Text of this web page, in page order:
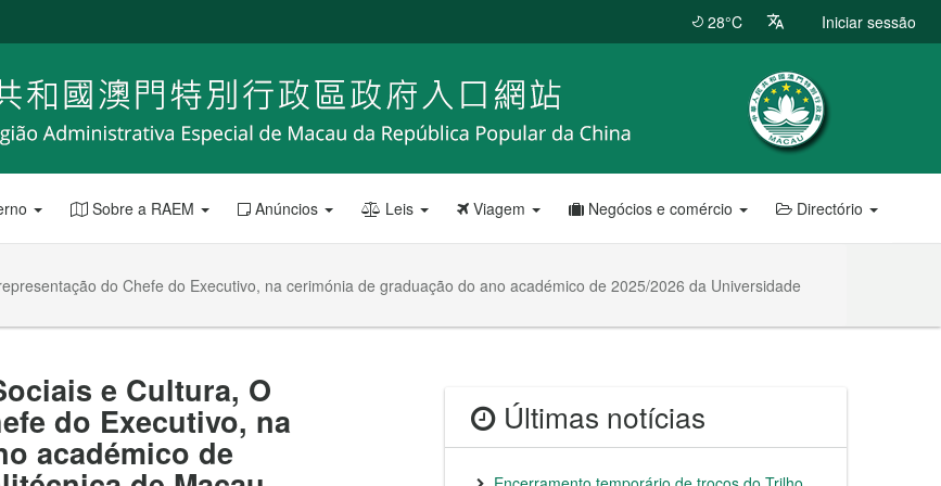
28°C Iniciar sessão
Sobre a RAEM Anúncios Leis Viagem Negócios e comércio Directório
do Chefe do Executivo, na cerimónia de graduação do ano académico de 2025/2026 da Universidade
e Cultura, O
do Executivo, na
académico de
Últimas notícias